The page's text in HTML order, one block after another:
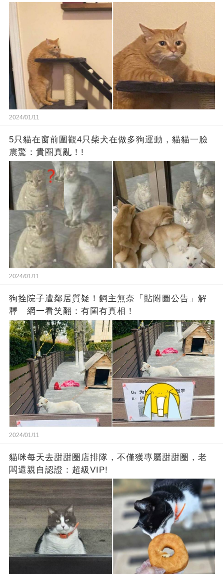
2024/01/11
5只貓在窗前圍觀4只柴犬在做多狗運動，貓貓一臉
震驚：貴圈真亂！!
2024/01/11
狗拴院子遭鄰居質疑！飼主無奈「貼附圖公告」解
釋 網一看笑翻：有圖有真相！
2024/01/11
貓咪每天去甜甜圈店排隊，不僅獲專屬甜甜圈，老
闆還親自認證：超級VIP!